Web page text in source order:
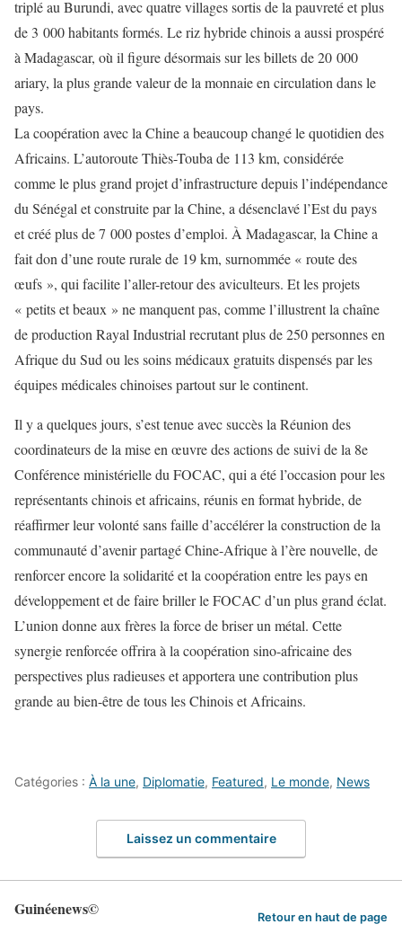
triplé au Burundi, avec quatre villages sortis de la pauvreté et plus
de 3 000 habitants formés. Leriz hybride chinois a aussi prospéré
à Madagascar, où il figure désormais surles billets de 20 000
ariary, la plus grande valeur de la monnaie en circulation dans le
pays.
La coopération avec la Chine a beaucoup changé le quotidien des
Africains. L’autoroute Thiès-Touba de 113 km, considérée
comme le plus grand projet d’infrastructure depuis l’indépendance
du Sénégal et construite par la Chine, a désenclavé l’Est du pays
et créé plus de 7 000 postes d’emploi. À Madagascar, la Chine a
fait don d’une route rurale de 19 km, surnommée « route des
œufs », qui facilite l’aller-retour des aviculteurs. Et les projets
« petits et beaux » ne manquent pas, comme l’illustrent la chaîne
de production Rayal Industrial recrutant plus de 250 personnes en
Afrique du Sud ou les soins médicaux gratuitsdispensés par les
équipes médicales chinoises partout sur le continent.
Il y a quelques jours, s’est tenue avec succèsla Réunion des
coordinateurs de la mise en œuvre des actions de suivi de la 8e
Conférence ministérielle du FOCAC, qui a été l’occasion pour les
représentants chinois et africains, réunis en format hybride, de
réaffirmer leur volonté sans faille d’accélérer la construction de la
communauté d’avenir partagé Chine-Afrique à l’ère nouvelle, de
renforcer encore la solidarité et la coopération entre les pays en
développement et de faire briller le FOCAC d’un plus grand éclat.
L’union donne aux frères la force de briser un métal. Cette
synergie renforcée offrira à la coopération sino-africaine des
perspectives plus radieuses et apportera une contribution plus
grande au bien-être de tous les Chinois et Africains.
Catégories : À la une, Diplomatie, Featured, Le monde, News
Laissez un commentaire
Guinéenews© Retour en haut de page